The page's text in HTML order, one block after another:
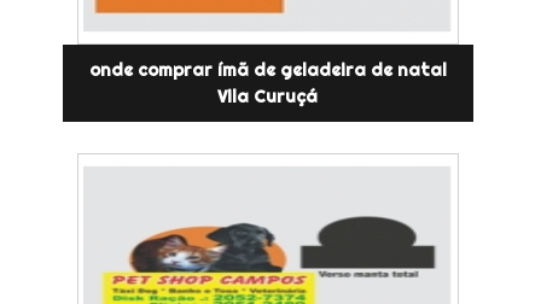
onde comprar ímã de geladeira de natal
Vila Curuçá